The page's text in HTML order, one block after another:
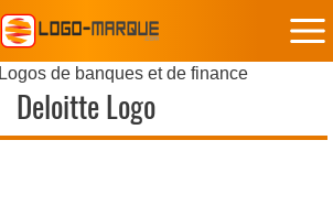
Logos de banques et de finance
Deloitte Logo